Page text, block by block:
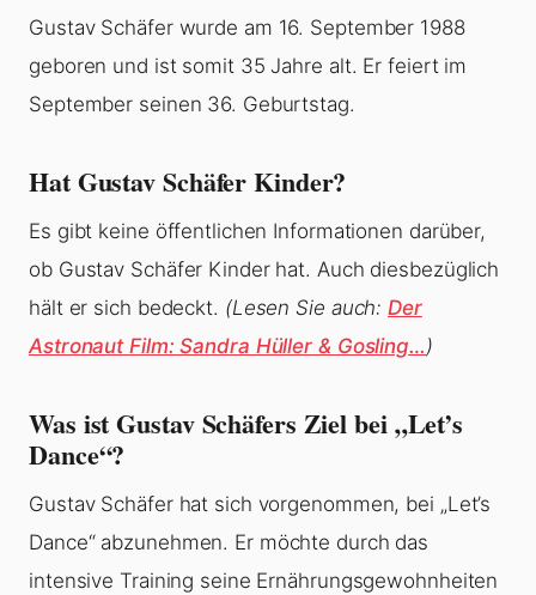
Gustav Schäfer wurde am 16. September 1988
geboren und ist somit 35 Jahre alt. Er feiert im
September seinen 36. Geburtstag.
Hat Gustav Schäfer Kinder?
Es gibt keine öffentlichen Informationen darüber,
ob Gustav Schäfer Kinder hat. Auch diesbezüglich
hält er sich bedeckt. (Lesen Sie auch:Der
Astronaut Film: Sandra Hüller & Gosling…)
Was ist Gustav Schäfers Ziel bei „Let’s
Dance“?
Gustav Schäfer hat sich vorgenommen, bei „Let’s
Dance“ abzunehmen. Er möchte durch das
intensive Training seine Ernährungsgewohnheiten